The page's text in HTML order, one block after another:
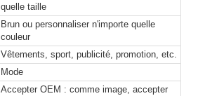
quelle taille
Brun ou personnaliser n'importe quelle
couleur
Vêtements, sport, publicité, promotion, etc.
Mode
Accepter OEM : comme image, accepter